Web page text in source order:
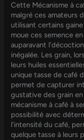
Cette Mécanisme à
malgré ces amateurs
utilisant certains
moue ces semence
auparavant
inégalée. Les grain,
leurs huiles
unique tasse de café
permet de capturer
gustative des grain
mécanisme à café à
possibilité avec
l’intensité du café,
quelque tasse à leurs